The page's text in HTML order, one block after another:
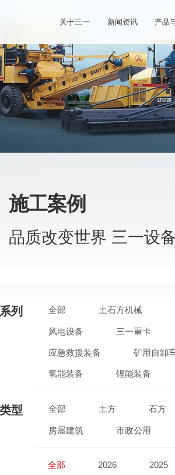
关于三一 新闻资讯 产品
施工案例
品质改变世界 三一设
列 全部 土石方机械
风电设备 三一重卡
应急救援装备 矿用自卸
氢能装备 锂能装备
型 全部 土方 石方
房屋建筑 市政公用
全部 2026 2025